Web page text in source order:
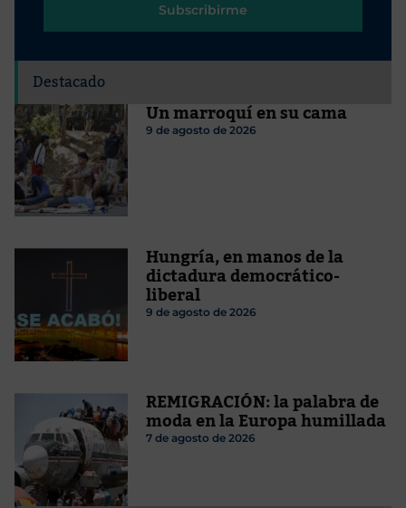
Subscribirme
Destacado
Un marroquí en su cama
9 de agosto de 2026
Hungría, en manos de la
dictadura democrático-
liberal
9 de agosto de 2026
REMIGRACIÓN: la palabra de
moda en la Europa humillada
7 de agosto de 2026